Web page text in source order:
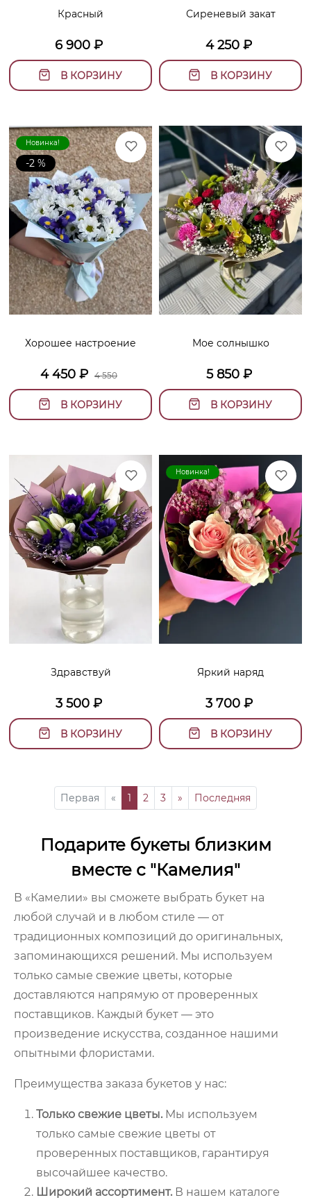
Красный
6 900 ₽
В КОРЗИНУ
Сиреневый закат
4 250 ₽
В КОРЗИНУ
Новинка!
-2 %
Хорошее настроение
4 450 ₽ 4 550
В КОРЗИНУ
Мое солнышко
5 850₽
В КОРЗИНУ
Здравствуй
3 500 ₽
В КОРЗИНУ
Новинка!
Яркий наряд
3 700₽
В КОРЗИНУ
Первая « 1 2 3 » Последняя
Подарите букеты близким
вместе с "Камелия"
В «Камелии» вы сможете выбрать букет на
любой случай и в любом стиле — от
традиционных композиций до оригинальных,
запоминающихся решений. Мы используем
только самые свежие цветы, которые
доставляются напрямую от проверенных
поставщиков. Каждый букет — это
произведение искусства, созданное нашими
опытными флористами.
Преимущества заказа букетов у нас:
Только свежие цветы. Мы используем
только самые свежие цветы от
проверенных поставщиков, гарантируя
высочайшее качество.
Широкий ассортимент. В нашем каталоге